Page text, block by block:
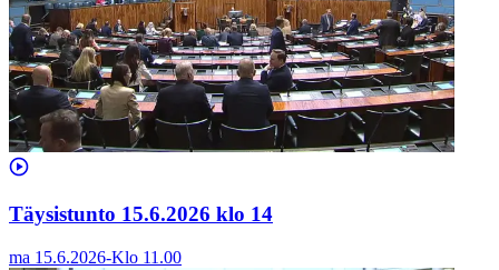
Täysistunto 15.6.2026 klo 14
ma 15.6.2026-Klo 11.00